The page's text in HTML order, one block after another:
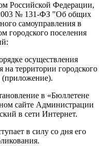
Российской Федерации,
№ 131-ФЗ "Об общих
самоуправления в
городского поселения
осуществления
на территории городского
(приложение).
в «Бюллетене
сайте Администрации
в сети Интернет.
в силу со дня его